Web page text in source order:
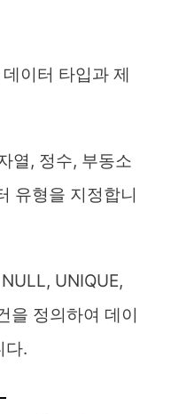
이터 타입과 제
열, 정수, 부동소
유형을 지정합니
UNIQUE,
을 정의하여 데이
다.